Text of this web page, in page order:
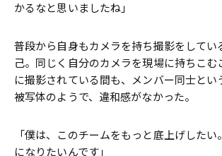
かるなと思いましたね」
普段から自身もカメラを持ち撮影をしてい
己。同じく自分のカメラを現場に持ちこ
に撮影されている間も、メンバー同士とい
被写体のようで、違和感がなかった。
「僕は、このチームをもっと底上げした
になりたいんです」